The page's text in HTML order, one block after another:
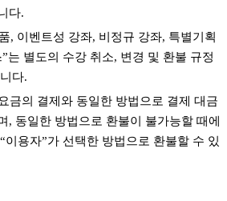
다.
, 이벤트성 강좌, 비정규 강좌, 특별기획
는 별도의 수강 취소, 변경 및 환불 규정
다.
금의 결제와 동일한 방법으로 결제 대금
, 동일한 방법으로 환불이 불가능할 때에
이용자”가 선택한 방법으로 환불할 수 있